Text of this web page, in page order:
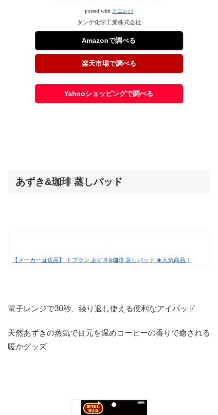
posted with カエレバ
タンゲ化学工業株式会社
Amazonで調べる
楽天市場で調べる
Yahooショッピングで調べる
あずき&珈琲 蒸しパッド
【メーカー直送品】 トプラン あずき&珈琲 蒸しパッド ★人気商品！
電子レンジで30秒、繰り返し使える便利なアイパッド
天然あずきの蒸気で目元を温めコーヒーの香りで癒される
暖かグッズ